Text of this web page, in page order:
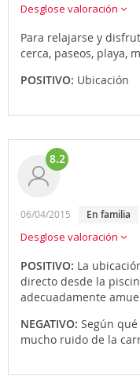
Desglose valoración
Para relajarse y
cerca, paseos, playa,
POSITIVO: Ubicación
8.2
06/04/2015 en familia
Desglose valoración
POSITIVO: La
directo desde la
adecuadamente
NEGATIVO: Según
mucho ruido de la